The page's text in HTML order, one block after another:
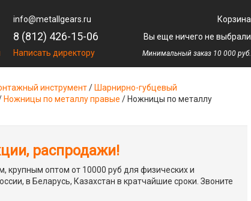
info@metallgears.ru
8 (812) 426-15-06
Написать директору
Корзина
Вы еще ничего не выбрали
Минимальный заказ 10 000 руб.
инструмент/ Шарнирно-губцевый
Ножницы по металлу правые / Ножницы по металлу
распродажи!
крупным оптом от 10000 руб для физических и
в Беларусь, Казахстан в кратчайшие сроки. Звоните